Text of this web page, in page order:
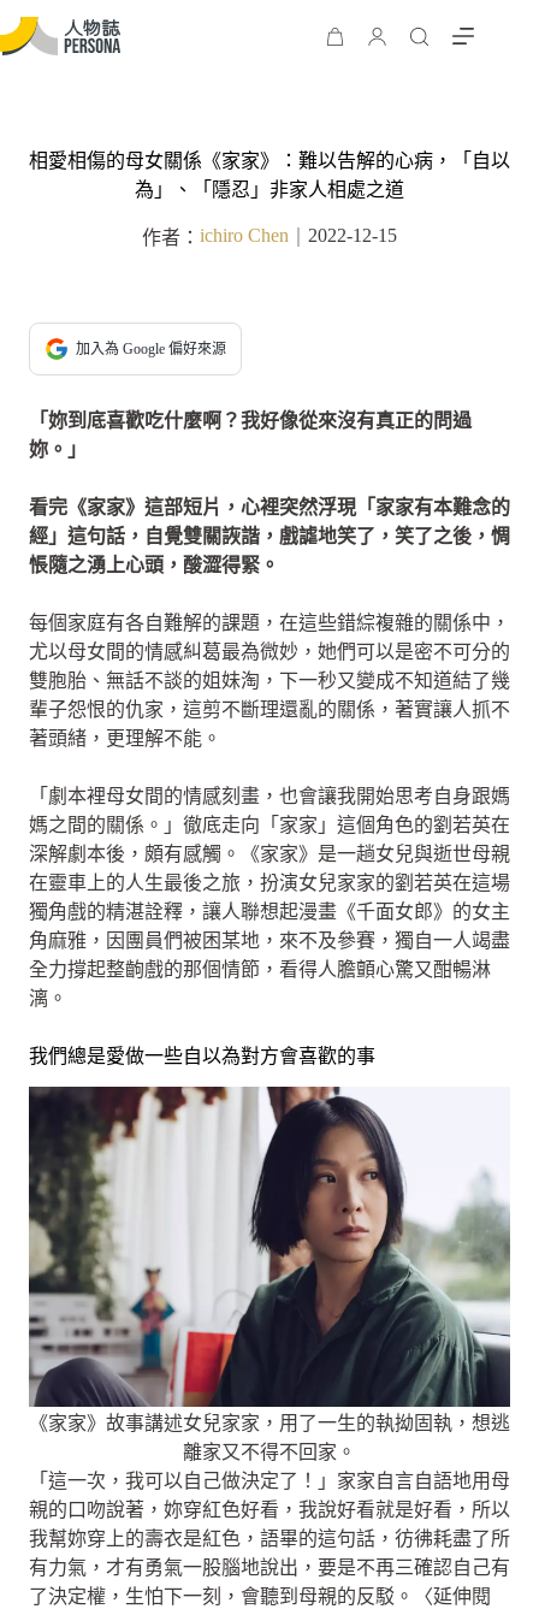
相愛相傷的母女關係《家家》：難以告解的心病，「自以
為」、「隱忍」非家人相處之道
作者： ichiro Chen 2022-12-15
加入為 Google 偏好來源
「妳到底喜歡吃什麼啊？我好像從來沒有真正的問過
妳。」
看完《家家》這部短片，心裡突然浮現「家家有本難念的
經」這句話，自覺雙關詼諧，戲謔地笑了，笑了之後，惆
悵隨之湧上心頭，酸澀得緊。
每個家庭有各自難解的課題，在這些錯綜複雜的關係中，
尤以母女間的情感糾葛最為微妙，她們可以是密不可分的
雙胞胎、無話不談的姐妹淘，下一秒又變成不知道結了幾
輩子怨恨的仇家，這剪不斷理還亂的關係，著實讓人抓不
著頭緒，更理解不能。
「劇本裡母女間的情感刻畫，也會讓我開始思考自身跟媽
媽之間的關係。」徹底走向「家家」這個角色的劉若英在
深解劇本後，頗有感觸。《家家》是一趟女兒與逝世母親
在靈車上的人生最後之旅，扮演女兒家家的劉若英在這場
獨角戲的精湛詮釋，讓人聯想起漫畫《千面女郎》的女主
角麻雅，因團員們被困某地，來不及參賽，獨自一人竭盡
全力撐起整齣戲的那個情節，看得人膽顫心驚又酣暢淋
漓。
我們總是愛做一些自以為對方會喜歡的事
《家家》故事講述女兒家家，用了一生的執拗固執，想逃
離家又不得不回家。
「這一次，我可以自己做決定了！」家家自言自語地用母
親的口吻說著，妳穿紅色好看，我說好看就是好看，所以
我幫妳穿上的壽衣是紅色，語畢的這句話，彷彿耗盡了所
有力氣，才有勇氣一股腦地說出，要是不再三確認自己有
了決定權，生怕下一刻，會聽到母親的反駁。〈延伸閱